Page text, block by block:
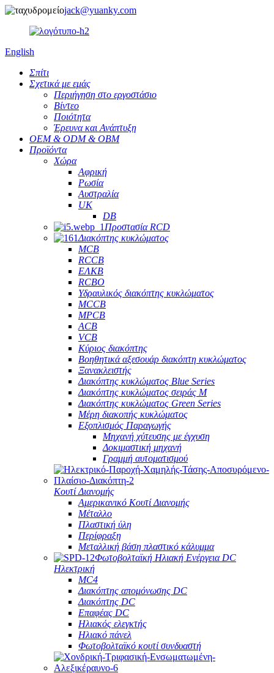
jack@yuanky.com
English
Σπίτι
Σχετικά με εμάς
Περιήγηση στο εργοστάσιο
Βίντεο
Ποιότητα
Έρευνα και Ανάπτυξη
OEM & ODM & OBM
Προϊόντα
Χώρα
Αφρική
Ρωσία
Αυστραλία
UK
DB
Προστασία RCD
Διακόπτης κυκλώματος
MCB
RCCB
ΕΛΚΒ
RCBO
Υδραυλικός διακόπτης κυκλώματος
MCCB
MPCB
ACB
VCB
Κύριος διακόπτης
Βοηθητικά αξεσουάρ διακόπτη κυκλώματος
Ξανακλειστής
Διακόπτης κυκλώματος Blue Series
Διακόπτης κυκλώματος σειράς M
Διακόπτης κυκλώματος Green Series
Μέρη διακοπής κυκλώματος
Εξοπλισμός Παραγωγής
Μηχανή χύτευσης με έγχυση
Δοκιμαστική μηχανή
Γραμμή αυτοματισμού
Κουτί Διανομής
Αμερικανικό Κουτί Διανομής
Μέταλλο
Πλαστική ύλη
Περίφραξη
Μεταλλική βάση πλαστικό κάλυμμα
Φωτοβολταϊκή Ηλιακή Ενέργεια DC
Ηλεκτρική
MC4
Διακόπτης απομόνωσης DC
Διακόπτης DC
Επαφέας DC
Ηλιακός ελεγκτής
Ηλιακό πάνελ
Φωτοβολταϊκό κουτί συνδυαστή